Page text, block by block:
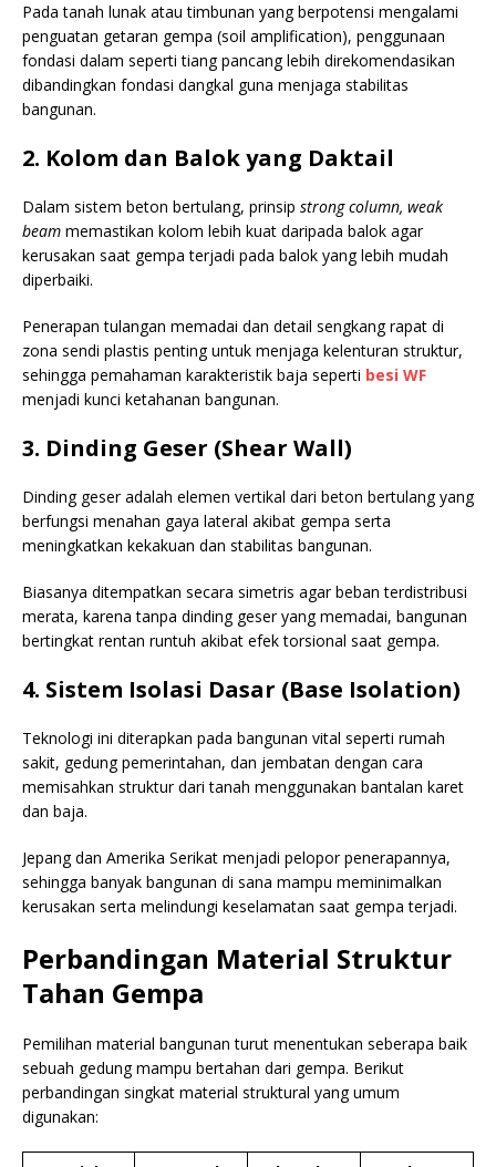
Pada tanah lunak atau timbunan yang berpotensi mengalami
penguatan getaran gempa (soil amplification), penggunaan
fondasi dalam seperti tiang pancang lebih direkomendasikan
dibandingkan fondasi dangkal guna menjaga stabilitas
bangunan.
2. Kolom dan Balok yang Daktail
Dalam sistem beton bertulang, prinsip strong column, weak
beam memastikan kolom lebih kuat daripada balok agar
kerusakan saat gempa terjadi pada balok yang lebih mudah
diperbaiki.
Penerapan tulangan memadai dan detail sengkang rapat di
zona sendi plastis penting untuk menjaga kelenturan struktur,
sehingga pemahaman karakteristik baja seperti besi WF
menjadi kunci ketahanan bangunan.
3. Dinding Geser (Shear Wall)
Dinding geser adalah elemen vertikal dari beton bertulang yang
berfungsi menahan gaya lateral akibat gempa serta
meningkatkan kekakuan dan stabilitas bangunan.
Biasanya ditempatkan secara simetris agar beban terdistribusi
merata, karena tanpa dinding geser yang memadai, bangunan
bertingkat rentan runtuh akibat efek torsional saat gempa.
4. Sistem Isolasi Dasar (Base Isolation)
Teknologi ini diterapkan pada bangunan vital seperti rumah
sakit, gedung pemerintahan, dan jembatan dengan cara
memisahkan struktur dari tanah menggunakan bantalan karet
dan baja.
Jepang dan Amerika Serikat menjadi pelopor penerapannya,
sehingga banyak bangunan di sana mampu meminimalkan
kerusakan serta melindungi keselamatan saat gempa terjadi.
Perbandingan Material Struktur
Tahan Gempa
Pemilihan material bangunan turut menentukan seberapa baik
sebuah gedung mampu bertahan dari gempa. Berikut
perbandingan singkat material struktural yang umum
digunakan: